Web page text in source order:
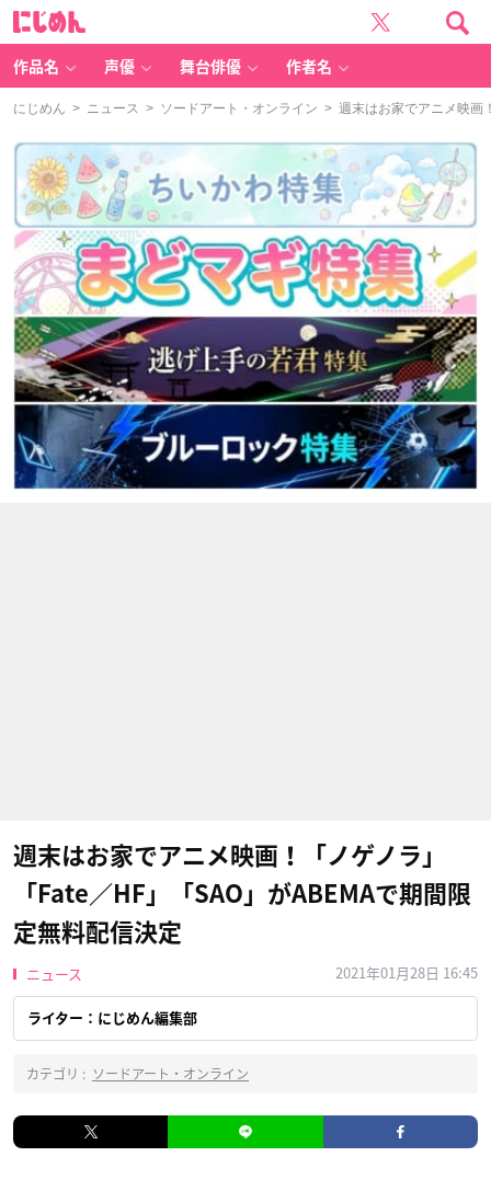
作品名 声優 舞台俳優 作者名
にじめん > ニュース > ソードアート・オンライン > 週末はお家でアニメ映画
週末はお家でアニメ映画！「ノゲノラ」
「Fate／HF」「SAO」がABEMAで期間限
定無料配信決定
ニュース 2021年01月28日 16:45
ライター：にじめん編集部
カテゴリ : ソードアート・オンライン